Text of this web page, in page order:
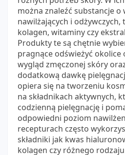
można znaleźć substancje o
nawilżających i odżywczych,
kolagen, witaminy czy
Produkty te są chętnie
pragnące odświeżyć okolice
wygląd zmęczonej skóry
dodatkową dawkę
opiera się na tworzeniu
na składnikach aktywnych,
codzienną pielęgnację i
odpowiedni poziom
recepturach często
składniki jak kwas
kolagen czy różnego